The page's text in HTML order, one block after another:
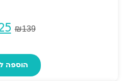
₪139
הוספה